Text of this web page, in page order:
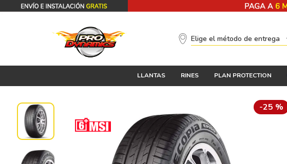
Elige el método de entrega
LLANTAS RINES PLAN PROTECTION
-25 %